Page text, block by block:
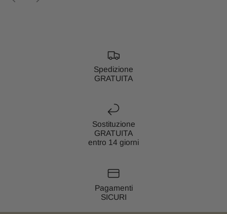
Spedizione
GRATUITA
Sostituzione
GRATUITA
entro 14 giorni
Pagamenti
SICURI